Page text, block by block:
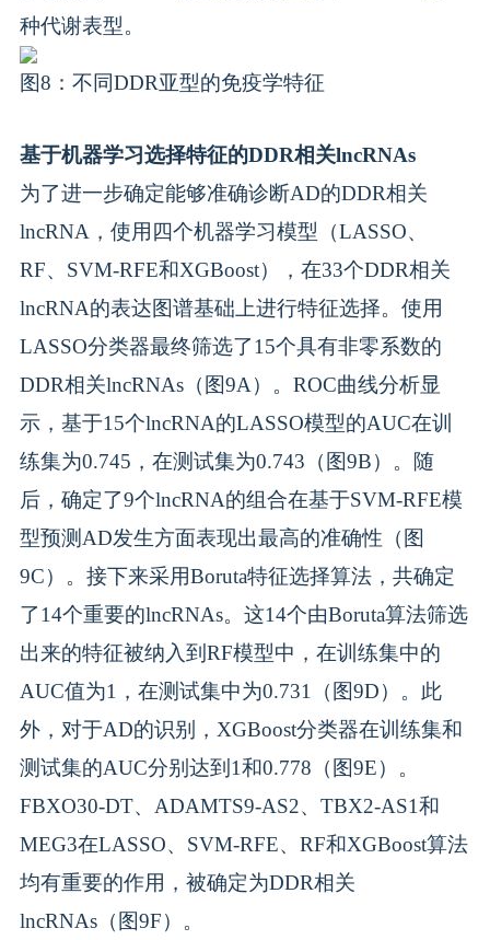
种代谢表型。
图8：不同DDR亚型的免疫学特征
基于机器学习选择特征的DDR相关lncRNAs
为了进一步确定能够准确诊断AD的DDR相关
lncRNA，使用四个机器学习模型（LASSO、
RF、SVM-RFE和XGBoost），在33个DDR相关
lncRNA的表达图谱基础上进行特征选择。使用
LASSO分类器最终筛选了15个具有非零系数的
DDR相关lncRNAs（图9A）。ROC曲线分析显
示，基于15个lncRNA的LASSO模型的AUC在训
练集为0.745，在测试集为0.743（图9B）。随
后，确定了9个lncRNA的组合在基于SVM-RFE模
型预测AD发生方面表现出最高的准确性（图
9C）。接下来采用Boruta特征选择算法，共确定
了14个重要的lncRNAs。这14个由Boruta算法筛选
出来的特征被纳入到RF模型中，在训练集中的
AUC值为1，在测试集中为0.731（图9D）。此
外，对于AD的识别，XGBoost分类器在训练集和
测试集的AUC分别达到1和0.778（图9E）。
FBXO30-DT、ADAMTS9-AS2、TBX2-AS1和
MEG3在LASSO、SVM-RFE、RF和XGBoost算法
均有重要的作用，被确定为DDR相关
lncRNAs（图9F）。